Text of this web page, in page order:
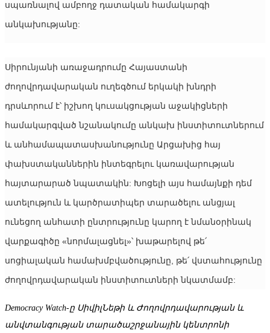
սպառնալով ամբողջ դատական ​​համակարգի
անկախությանը:
Սիրունյանի առաջադրումը Հայաստանի
ժողովրդավարական ուղեգծում երկակի խնդրի
դրսևորում է՝ իշխող կուսակցության աջակիցների
համակարգված նշանակումը անկախ ինստիտուտներում
և անհամապատասխանությունը Արցախից հայ
փախստականներին ինտեգրելու կառավարության
հայտարարած նպատակին: Խոցելի այս համայնքի դեմ
ատելություն և կարծրատիպեր տարածելու անցյալ
ունեցող անհատի ընտրությունը կարող է նմանօրինակ
վարքագիծը «նորմալացնել»՝ խաթարելով թե՛
սոցիալական համախմբվածությունը, թե՛ վստահությունը
ժողովրդավարական ինստիտուտների նկատմամբ:
Democracy Watch-ը ՍիվիլՆեթի և Ժողովրդավարության և
անվտանգության տարածաշրջանային կենտրոնի